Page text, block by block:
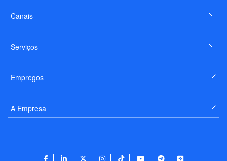
Canais
Serviços
Empregos
A Empresa